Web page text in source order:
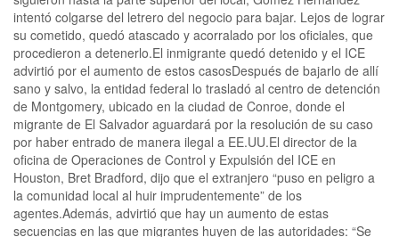
intentó colgarse del letrero del negocio para bajar. Lejos de lograr
su cometido, quedó atascado y acorralado por los oficiales, que
procedieron a detenerlo.El inmigrante quedó detenido y el ICE
advirtió por el aumento de estos casosDespués de bajarlo de allí
sano y salvo, la entidad federal lo trasladó al centro de detención
de Montgomery, ubicado en la ciudad de Conroe, donde el
migrante de El Salvador aguardará por la resolución de su caso
por haber entrado de manera ilegal a EE.UU.El director de la
oficina de Operaciones de Control y Expulsión del ICE en
Houston, Bret Bradford, dijo que el extranjero “puso en peligro a
la comunidad local al huir imprudentemente” de los
agentes.Además, advirtió que hay un aumento de estas
secuencias en las que migrantes huyen de las autoridades: “Se